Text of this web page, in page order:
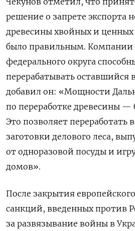
решение о запрете экспорта
древесины хвойных и
было правильным. Компании
федерального округа
перерабатывать оставшийся
добавил он: «Мощности
по переработке древесины —
Это позволяет переработать
заготовки делового леса,
от одноразовой посуды и
домов».
После закрытия
санкций, введенных против
за развязывание войны в